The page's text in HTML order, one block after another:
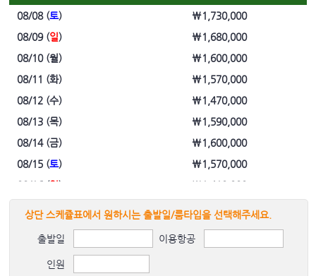
08/08 (토)
\1,730,000
08/09 (일)
\1,680,000
08/10 (월)
\1,600,000
08/11 (화)
\1,570,000
08/12 (수)
\1,470,000
08/13 (목)
\1,590,000
08/14 (금)
\1,600,000
08/15 (토)
\1,570,000
08/16 (일)
\1,410,000
\1,360,000
\1,360,000
08/20 (목)
상단 스케쥴표에서 원하시는 출발일/룸타입을 선택해주세요.
출발일 이용항공
인원